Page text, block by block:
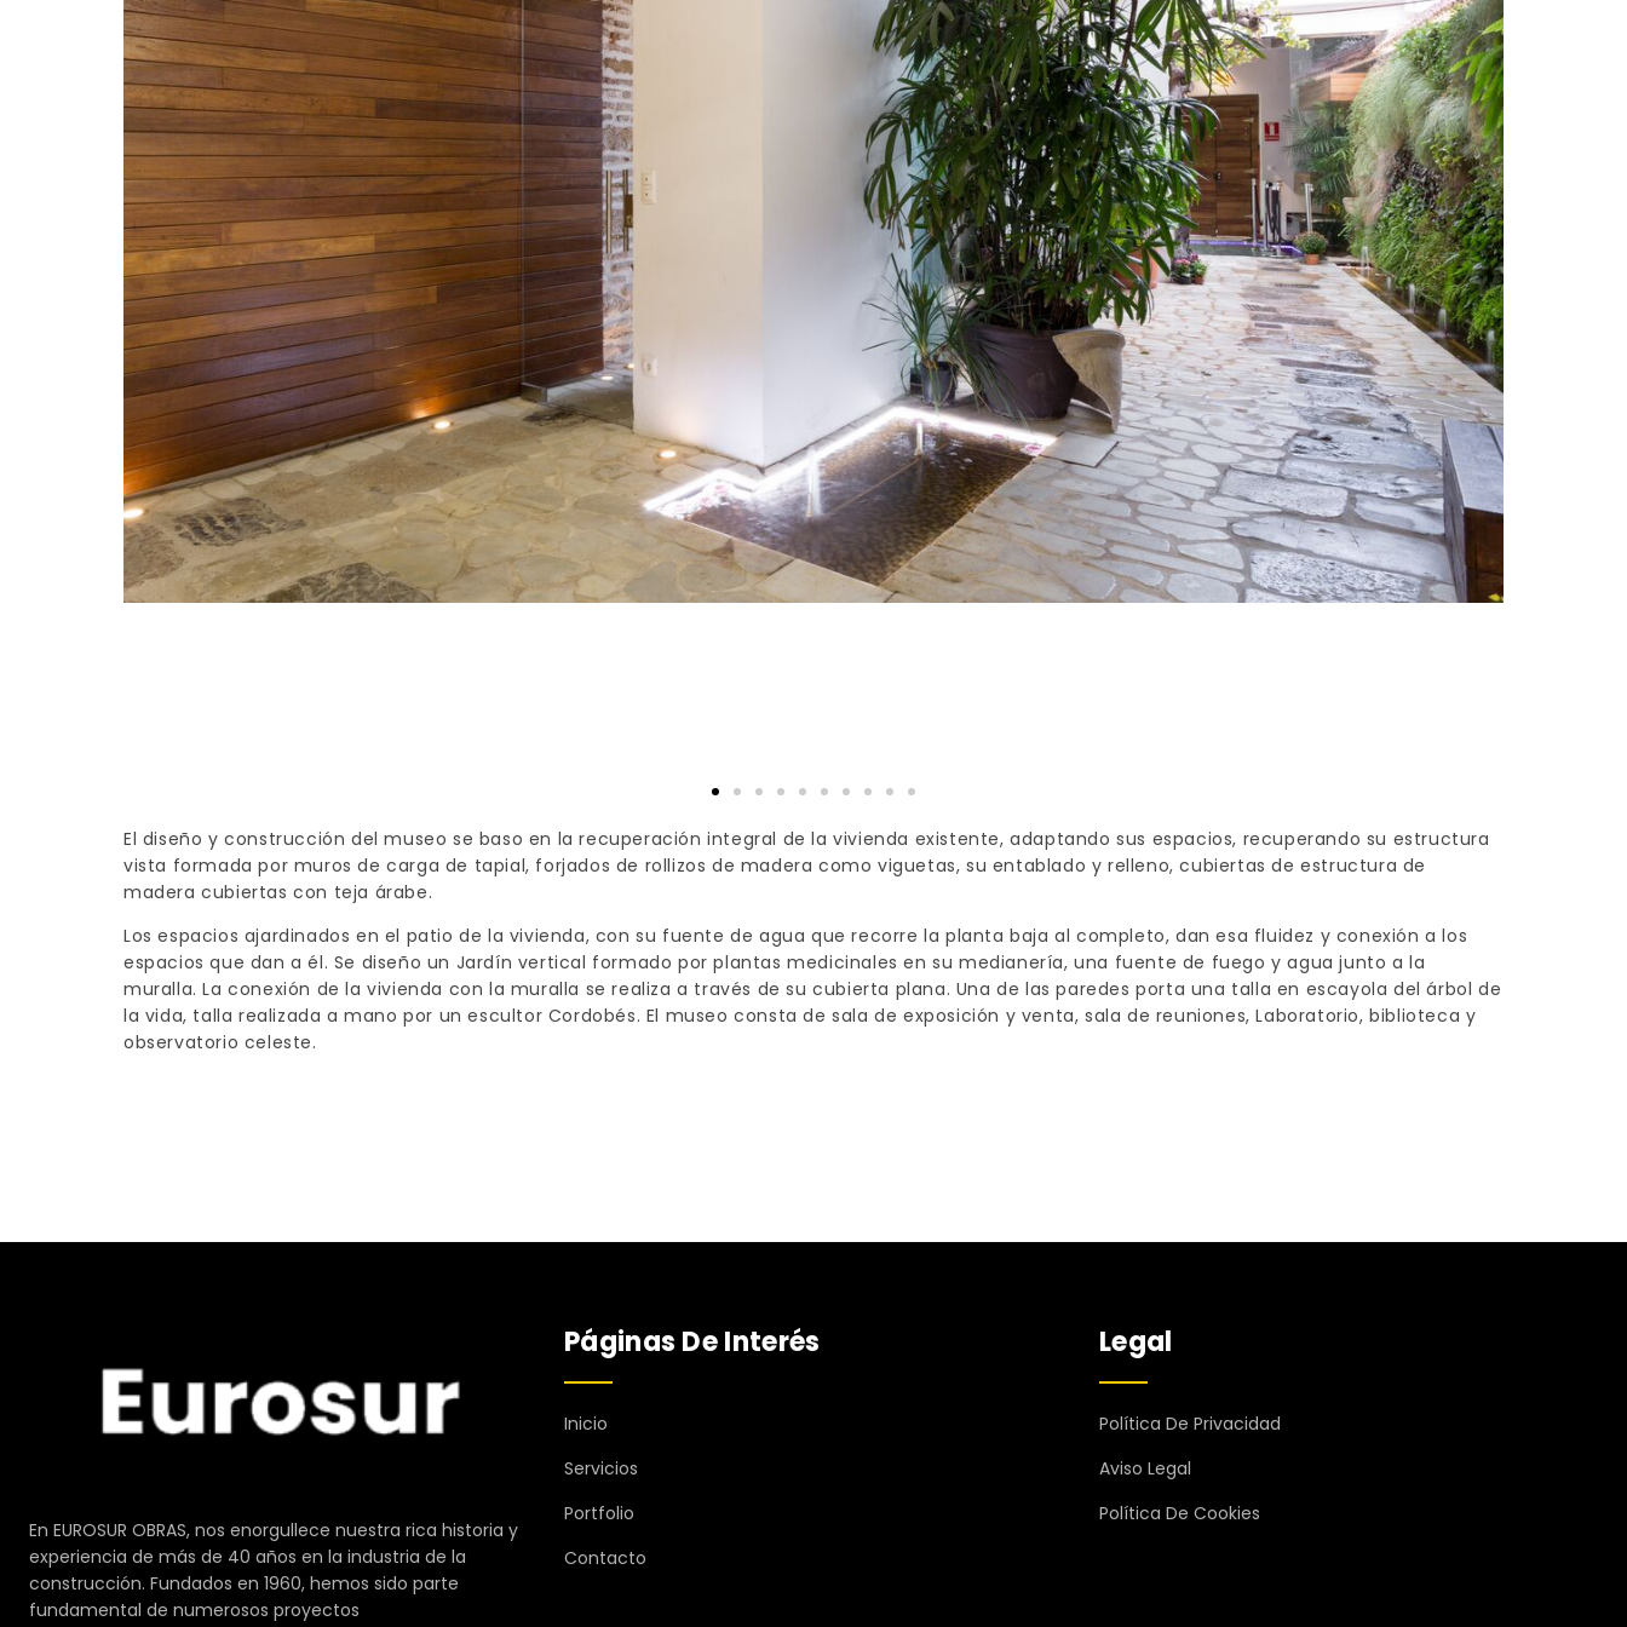
El diseño y construcción del museo se baso en la recuperación integral de la vivienda existente, adaptando sus espacios, recuperando su estructura
vista formada por muros de carga de tapial, forjados de rollizos de madera como viguetas, su entablado y relleno, cubiertas de estructura de
madera cubiertas con teja árabe.
Los espacios ajardinados en el patio de la vivienda, con su fuente de agua que recorre la planta baja al completo, dan esa fluidez y conexión a los
espacios que dan a él. Se diseño un Jardín vertical formado por plantas medicinales en su medianería, una fuente de fuego y agua junto a la
muralla. La conexión de la vivienda con la muralla se realiza a través de su cubierta plana. Una de las paredes porta una talla en escayola del árbol de
la vida, talla realizada a mano por un escultor Cordobés. El museo consta de sala de exposición y venta, sala de reuniones, Laboratorio, biblioteca y
observatorio celeste.
En EUROSUR OBRAS, nos enorgullece nuestra rica historia y
experiencia de más de 40 años en la industria de la
construcción. Fundados en 1960, hemos sido parte
fundamental de numerosos proyectos
Páginas De Interés
Inicio
Servicios
Portfolio
Contacto
Legal
Política De Privacidad
Aviso Legal
Política De Cookies